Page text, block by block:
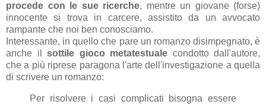
procede con le sue ricerche, mentre un giovane (forse)
innocente si trova in carcere, assistito da un avvocato
rampante che noi ben conosciamo.
Interessante, in quello che pare un romanzo disimpegnato, è
anche il sottile gioco metatestuale condotto dall'autore,
che a più riprese paragona l'arte dell'investigazione a quella
di scrivere un romanzo:
Per risolvere i casi complicati bisogna essere